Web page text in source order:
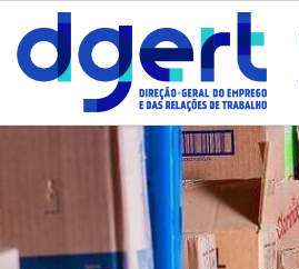
Skip to content